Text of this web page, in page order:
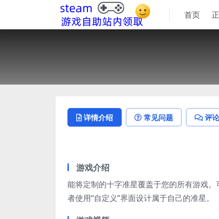
首页
详情介绍 常见问题 评
游戏介绍
能将定制的十字准星覆盖于您的所有游戏
者使用“自定义”界面设计属于自己的准星。